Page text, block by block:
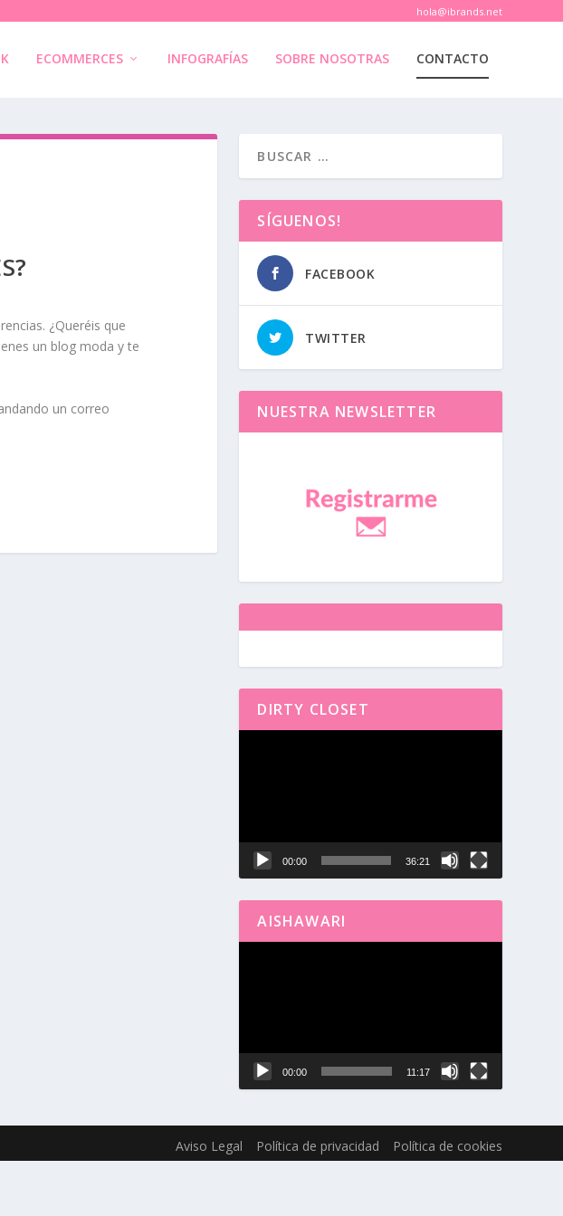
hola@ibrands.net
ECOMMERCES INFOGRAFÍAS SOBRE NOSOTRAS CONTACTO
¿Queréis que
un blog moda y te
un correo
SÍGUENOS!
FACEBOOK
TWITTER
NUESTRA NEWSLETTER
DIRTY CLOSET
00:00 36:21
AISHAWARI
00:00 11:17
Aviso Legal Política de privacidad Política de cookies